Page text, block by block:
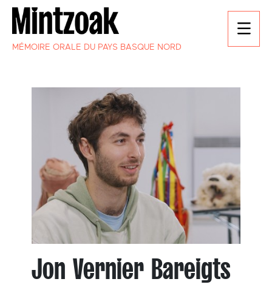
MÉMOIRE ORALE DU PAYS BASQUE NORD
Jon Vernier Bareigts